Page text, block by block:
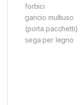
forbici
gancio multiuso
(porta pacchetti)
sega per legno